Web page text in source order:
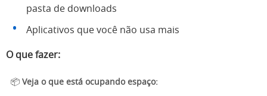
pasta de downloads
Aplicativos que você não usa mais
O que fazer:
📦 Veja o que está ocupando espaço: